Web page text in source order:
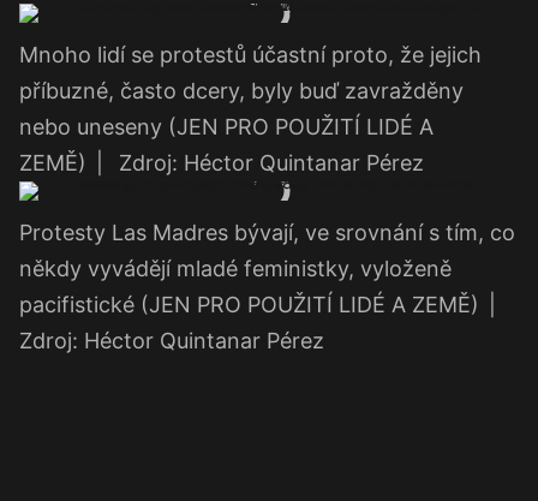
Mnoho lidí se protestů účastní proto, že jejich
příbuzné, často dcery, byly buď zavražděny
nebo uneseny (JEN PRO POUŽITÍ LIDÉ A
ZEMĚ)
Zdroj: Héctor Quintanar Pérez
Protesty Las Madres bývají, ve srovnání s tím, co
někdy vyvádějí mladé feministky, vyloženě
pacifistické (JEN PRO POUŽITÍ LIDÉ A ZEMĚ)
Zdroj: Héctor Quintanar Pérez